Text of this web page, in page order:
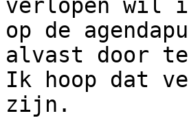
verlopen wil
op de
alvast door
Ik hoop dat
zijn.